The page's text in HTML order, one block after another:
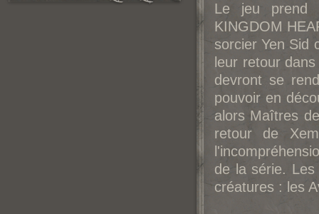
Le jeu prend
KINGDOM
sorcier Yen Sid
leur retour
devront se
pouvoir en
alors Maîtres
retour de
de la série.
créatures : les